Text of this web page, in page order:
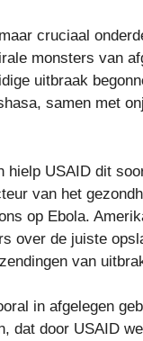
cruciaal
monsters van
uitbraak
samen met
hielp USAID dit
van het
op Ebola.
over de juiste
van
in afgelegen
dat door USAID